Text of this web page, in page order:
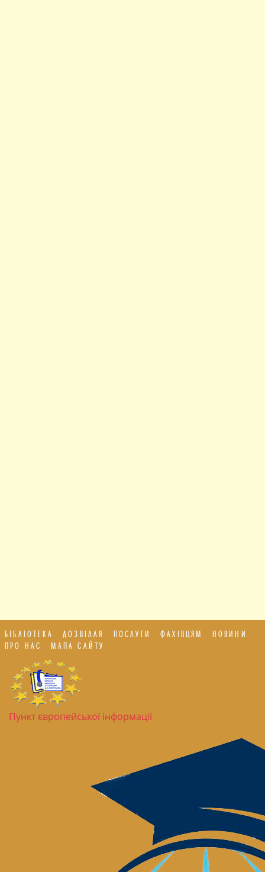
БІБЛІОТЕКА ДОЗВІЛЛЯ ПОСЛУГИ ФАХІВЦЯМ
НОВИНИ
ПРО НАС
МАПА САЙТУ
Пункт європейської інформації